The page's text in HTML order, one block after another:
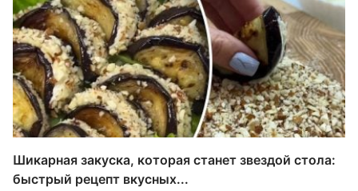
Шикарная закуска, которая станет звездой стола:
быстрый рецепт вкусных...